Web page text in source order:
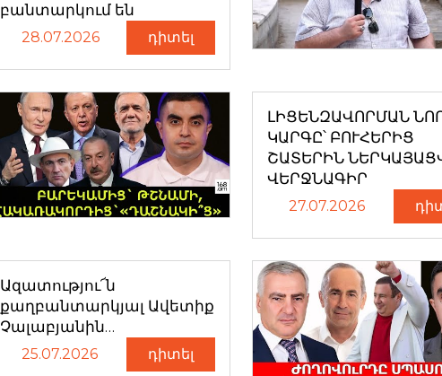
բանտարկում են
28.07.2026 դիտել
ԼԻՑԵՆԶԱՎՈՐՄԱՆ
ԿԱՐԳԸ՝ ԲՈՒՀԵՐԻՑ
ՇԱՏԵՐԻՆ
ՎԵՐՋՆԱԳԻՐ
27.07.2026
Ազատությու՜ն
քաղբանտարկյալ Ավետիք
Չալաբյանին…
25.07.2026 դիտել